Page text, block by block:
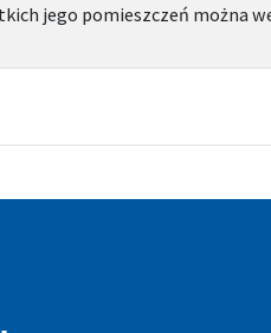
jego pomieszczeń można